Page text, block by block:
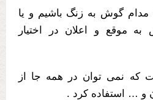
مدام گوش به زنگ باشیم و یا
به موقع و اعلان در اختیار
که نمی توان در همه جا از
و … استفاده کرد .